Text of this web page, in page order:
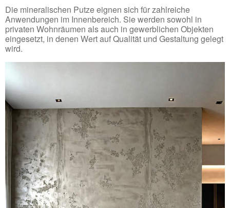
Die mineralischen Putze eignen sich für zahlreiche
Anwendungen im Innenbereich. Sie werden sowohl in
privaten Wohnräumen als auch in gewerblichen Objekten
eingesetzt, in denen Wert auf Qualität und Gestaltung gelegt
wird.